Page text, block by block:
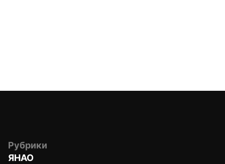
Рубрики
ЯНАО